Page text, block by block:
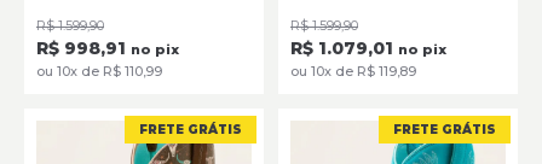
R$ 1.599,90
R$ 998,91 no pix
ou 10x de R$ 110,99
R$ 1.599,90
R$ 1.079,01 no pix
ou 10x de R$ 119,89
FRETE GRÁTIS FRETE GRÁTIS